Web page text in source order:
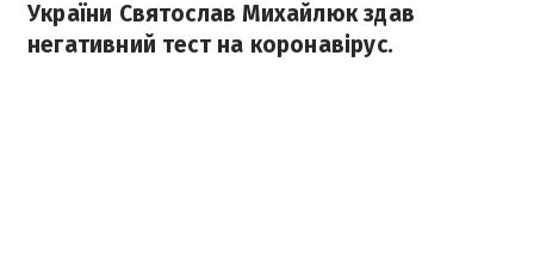
України Святослав Михайлюк здав
негативний тест на коронавірус.